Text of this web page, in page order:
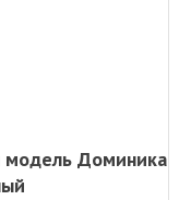
Доминика